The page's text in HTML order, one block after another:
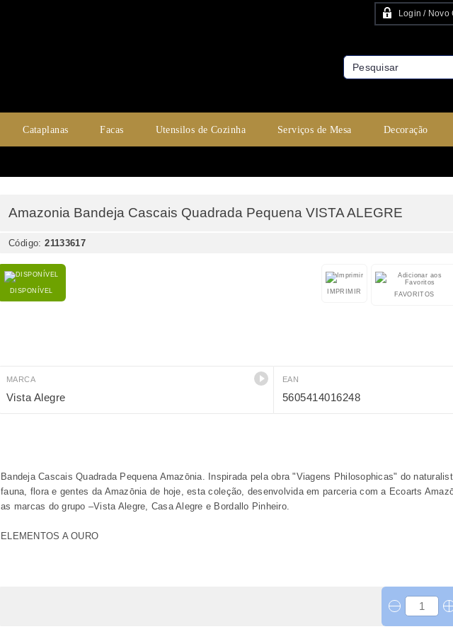
Login / Novo
Cataplanas Facas Utensilos de Cozinha Serviços de Mesa Decoração
Amazonia Bandeja Cascais Quadrada Pequena VISTA ALEGRE
Código:21133617
DISPONÍVEL FAVORITOS
IMPRIMIR
MARCA
Vista Alegre
EAN
5605414016248
Bandeja Cascais Quadrada Pequena Amazōnia. Inspirada pela obra "Viagens Philosophicas" do
fauna, flora e gentes da Amazōnia de hoje, esta coleção, desenvolvida em parceria com a Ecoarts
as marcas do grupo –Vista Alegre, Casa Alegre e Bordallo Pinheiro.
ELEMENTOS A OURO